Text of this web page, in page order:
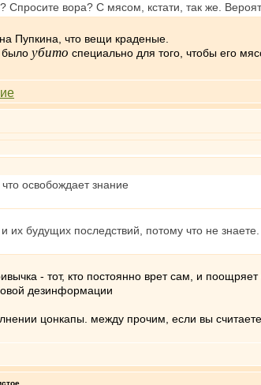
Спросите вора? С мясом, кстати, так же.
Пупкина, что вещи краденые.
было убито специально для того, чтобы его
освобождает знание
будущих последствий, потому что не
- тот, кто постоянно врет сам, и
дезинформации
цонкапы. между прочим, если вы